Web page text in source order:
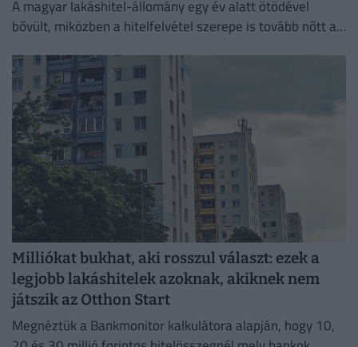
A magyar lakáshitel-állomány egy év alatt ötödével
bővült, miközben a hitelfelvétel szerepe is tovább nőtt a
Milliókat bukhat, aki rosszul választ: ezek a
legjobb lakáshitelek azoknak, akiknek nem
játszik az Otthon Start
Megnéztük a Bankmonitor kalkulátora alapján, hogy 10,